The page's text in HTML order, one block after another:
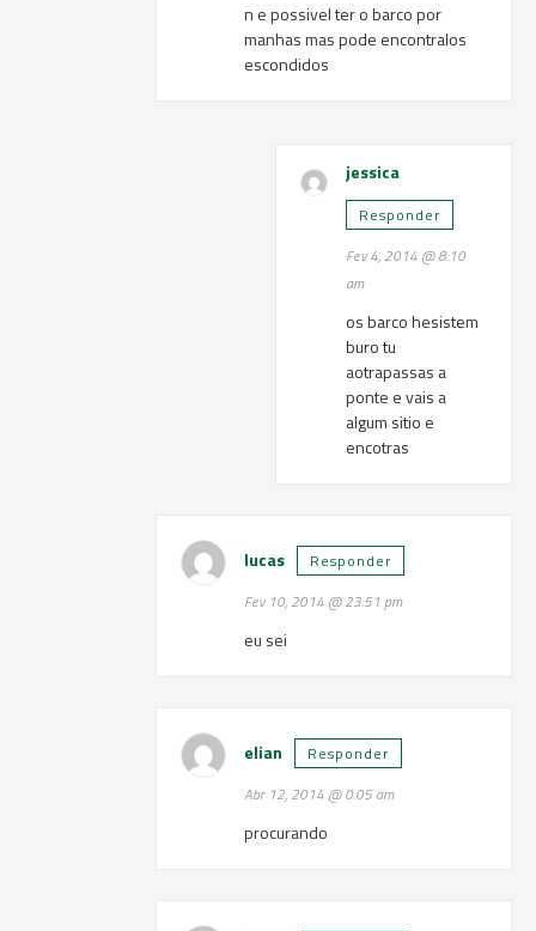
n e possivel ter o barco por
manhas mas pode encontralos
escondidos
jessica
Responder
Fev 4, 2014 @ 8:10
am
os barco hesistem
buro tu
aotrapassas a
ponte e vais a
algum sitio e
encotras
lucas Responder
Fev 10, 2014 @ 23:51 pm
eu sei
elian Responder
Abr 12, 2014 @ 0:05 am
procurando